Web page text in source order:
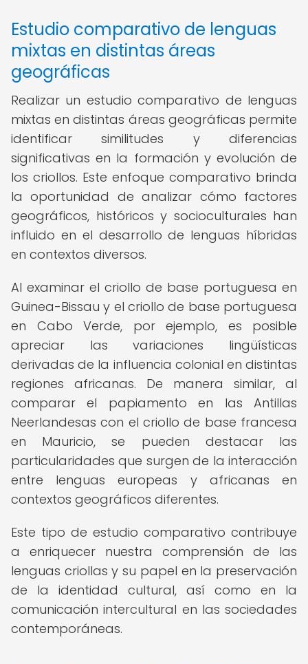
Estudio comparativo de lenguas
mixtas en distintas áreas
geográficas
Realizar un estudio comparativo de lenguas
mixtas en distintas áreas geográficas permite
identificar similitudes y diferencias
significativas en la formación y evolución de
los criollos. Este enfoque comparativo brinda
la oportunidad de analizar cómo factores
geográficos, históricos y socioculturales han
influido en el desarrollo de lenguas híbridas
en contextos diversos.
Al examinar el criollo de base portuguesa en
Guinea-Bissau y el criollo de base portuguesa
en Cabo Verde, por ejemplo, es posible
apreciar las variaciones lingüísticas
derivadas de la influencia colonial en distintas
regiones africanas. De manera similar, al
comparar el papiamento en las Antillas
Neerlandesas con el criollo de base francesa
en Mauricio, se pueden destacar las
particularidades que surgen de la interacción
entre lenguas europeas y africanas en
contextos geográficos diferentes.
Este tipo de estudio comparativo contribuye
a enriquecer nuestra comprensión de las
lenguas criollas y su papel en la preservación
de la identidad cultural, así como en la
comunicación intercultural en las sociedades
contemporáneas.